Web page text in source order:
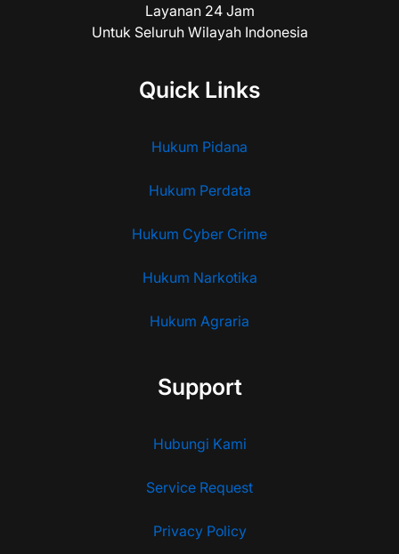
Layanan 24 Jam
Untuk Seluruh Wilayah Indonesia
Quick Links
Hukum Pidana
Hukum Perdata
Hukum Cyber Crime
Hukum Narkotika
Hukum Agraria
Support
Hubungi Kami
Service Request
Privacy Policy